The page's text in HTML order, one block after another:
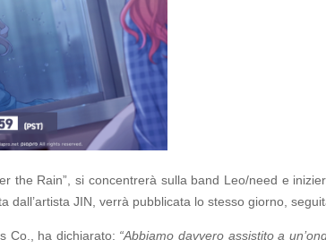
the Rain”, si concentrerà sulla band Leo/need e
dall’artista JIN, verrà pubblicata lo stesso giorno,
Co., ha dichiarato: “Abbiamo davvero assistito a